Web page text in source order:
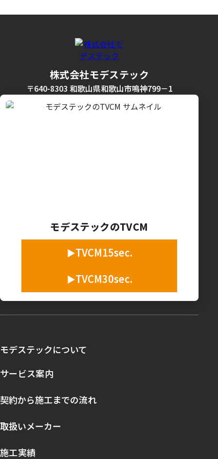
株式会社モデステック
〒640-8303 和歌山県和歌山市鳴神799－1
モデステックのTVCM
TVCM15sec.
TVCM30sec.
モデステックについて
サービス案内
契約から施工までの流れ
取扱いメーカー
施工実績